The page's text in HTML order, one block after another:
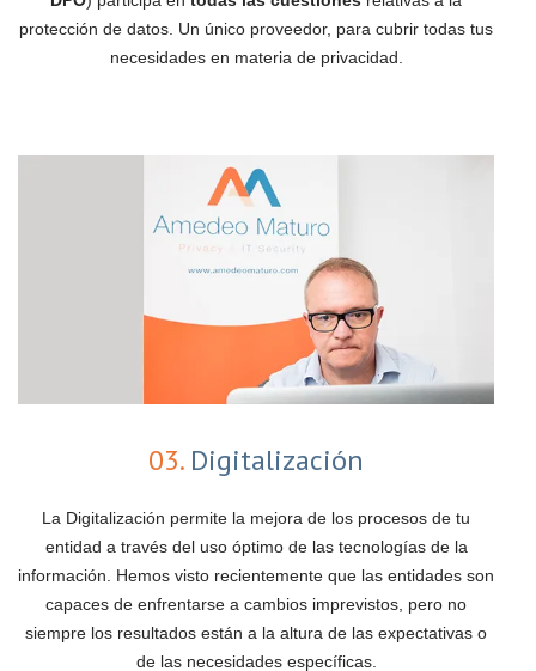
protección de datos. Un único proveedor, para cubrir todas tus
necesidades en materia de privacidad.
03.Digitalización
La Digitalización permite la mejora de los procesos de tu
entidad a través del uso óptimo de las tecnologías de la
información. Hemos visto recientemente que las entidades son
capaces de enfrentarse a cambios imprevistos, pero no
siempre los resultados están a la altura de las expectativas o
de las necesidades específicas.